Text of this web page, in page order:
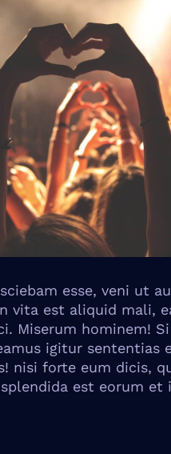
esse, veni ut
vita est aliquid mali,
Miserum hominem!
igitur sententias
nisi forte eum dicis,
est eorum